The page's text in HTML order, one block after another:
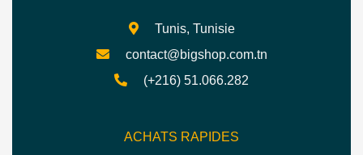
Tunis, Tunisie
contact@bigshop.com.tn
(+216) 51.066.282
ACHATS RAPIDES